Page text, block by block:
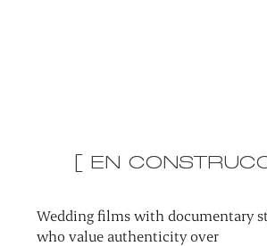
[ EN
Wedding films with documentary
who value authenticity over